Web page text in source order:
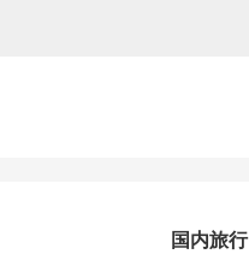
国内旅行